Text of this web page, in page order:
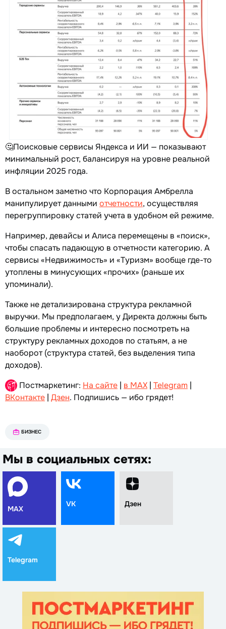
🤔Поисковые сервисы Яндекса и ИИ — показывают
минимальный рост, балансируя на уровне реальной
инфляции 2025 года.
В остальном заметно что Корпорация Амбрелла
манипулирует данными отчетности, осуществляя
перегруппировку статей учета в удобном ей режиме.
Например, девайсы и Алиса перемещены в «поиск»,
чтобы спасать падающую в отчетности категорию. А
сервисы «Недвижимость» и «Туризм» вообще где-то
утоплены в минусующих «прочих» (раньше их
упоминали).
Также не детализирована структура рекламной
выручки. Мы предполагаем, у Директа должны быть
большие проблемы и интересно посмотреть на
структуру рекламных доходов по статьям, а не
наоборот (структура статей, без выделения типа
доходов).
Постмаркетинг: На сайте | в MAX | Telegram |
ВКонтакте | Дзен. Подпишись — ибо грядет!
БИЗНЕС
Мы в социальных сетях:
MAX
VK Дзен
Telegram